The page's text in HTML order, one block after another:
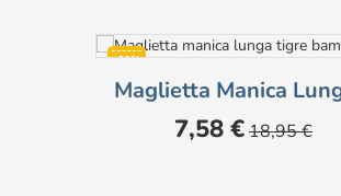
-60%
Maglietta Manica
Prezzo
7,58 € Prezzo
base
18,95 €